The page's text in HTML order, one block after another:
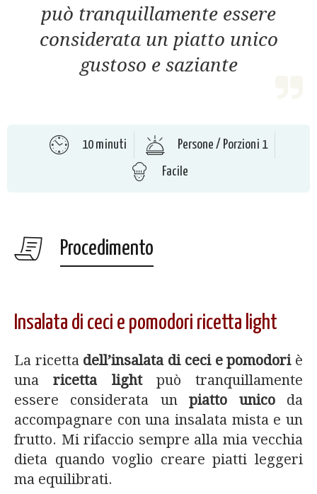
può tranquillamente essere
considerata un piatto unico
gustoso e saziante
10 minuti
Persone / Porzioni 1
Facile
Procedimento
Insalata di ceci e pomodori ricetta light
La ricetta dell’insalata di ceci e pomodoriè
unaricetta lightpuò tranquillamente
essere considerata unpiatto unicoda
accompagnare con una insalata mista e un
frutto. Mi rifaccio sempre alla mia vecchia
dieta quando voglio creare piatti leggeri
ma equilibrati.